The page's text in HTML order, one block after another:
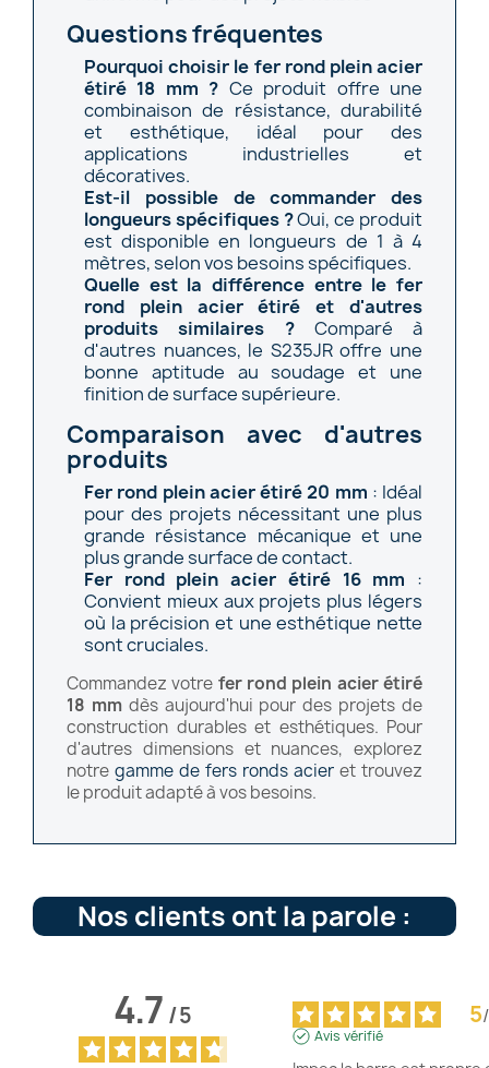
Questions fréquentes
Pourquoi choisir le fer rond plein acier
étiré 18 mm ? Ce produit offre une
combinaison de résistance, durabilité
et esthétique, idéal pour des
applications industrielles et
décoratives.
Est-il possible de commander des
longueurs spécifiques ?Oui, ce produit
est disponible en longueurs de 1 à 4
mètres, selon vos besoins spécifiques.
Quelle est la différence entre le fer
rond plein acier étiré et d'autres
produits similaires ?Comparé à
d'autres nuances, le S235JR offre une
bonne aptitude au soudage et une
finition de surface supérieure.
Comparaison avec d'autres
produits
Fer rond plein acier étiré 20 mm : Idéal
pour des projets nécessitant une plus
grande résistance mécanique et une
plus grande surface de contact.
Fer rond plein acier étiré 16 mm :
Convient mieux aux projets plus légers
où la précision et une esthétique nette
sont cruciales.
Commandez votre fer rond plein acier étiré
18 mmdès aujourd'hui pour des projets de
construction durables et esthétiques. Pour
d'autres dimensions et nuances, explorez
notre gamme de fers ronds acier et trouvez
le produit adapté à vos besoins.
Nos clients ont la parole :
4.7/5 5/
Avis vérifié